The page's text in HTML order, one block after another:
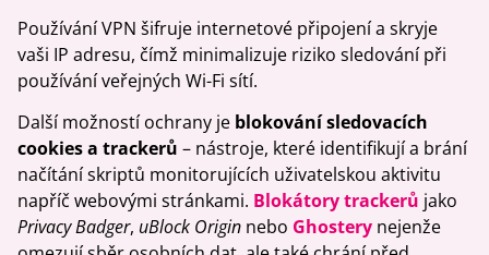
Používání VPN šifruje internetové připojení a skryje
vaši IP adresu, čímž minimalizuje riziko sledování při
používání veřejných Wi-Fi sítí.
Další možností ochrany je blokování sledovacích
cookies a trackerů – nástroje, které identifikují a brání
načítání skriptů monitorujících uživatelskou aktivitu
napříč webovými stránkami. Blokátory trackerů jako
Privacy Badger, uBlock Origin nebo Ghostery nejenže